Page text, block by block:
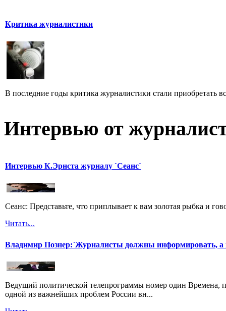
Критика журналистики
В последние годы критика журналистики стали приобретать
Интервью от
Интервью К.Эрнста журналу `Сеанс`
Сеанс: Представьте, что приплывает к вам золотая рыбка и
Читать...
Владимир Познер:`Журналисты должны информировать, а
Ведущий политической телепрограммы номер один Времена,
одной из важнейших проблем России вн...